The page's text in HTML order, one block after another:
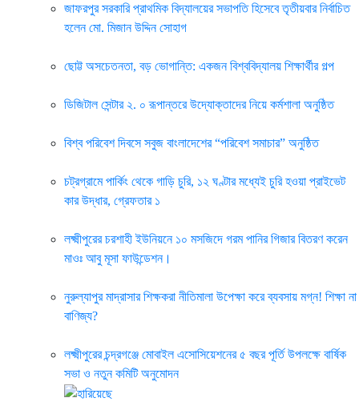
জাফরপুর সরকারি প্রাথমিক বিদ্যালয়ের সভাপতি হিসেবে তৃতীয়বার নির্বাচিত
হলেন মো. মিজান উদ্দিন সোহাগ
ছোট্ট অসচেতনতা, বড় ভোগান্তি: একজন বিশ্ববিদ্যালয় শিক্ষার্থীর গল্প
ডিজিটাল সেন্টার ২. ০ রূপান্তরে উদ্যোক্তাদের নিয়ে কর্মশালা অনুষ্ঠিত
বিশ্ব পরিবেশ দিবসে সবুজ বাংলাদেশের “পরিবেশ সমাচার” অনুষ্ঠিত
চট্রগ্রামে পার্কিং থেকে গাড়ি চুরি, ১২ ঘণ্টার মধ্যেই চুরি হওয়া প্রাইভেট
কার উদ্ধার, গ্রেফতার ১
লক্ষ্মীপুরের চরশাহী ইউনিয়নে ১০ মসজিদে গরম পানির গিজার বিতরণ করেন
মাওঃ আবু মূসা ফাউন্ডেশন।
নুরুল্যাপুর মাদ্রাসার শিক্ষকরা নীতিমালা উপেক্ষা করে ব্যবসায় মগ্ন! শিক্ষা না
বাণিজ্য?
লক্ষ্মীপুরের চন্দ্রগঞ্জে মোবাইল এসোসিয়েশনের ৫ বছর পূর্তি উপলক্ষে বার্ষিক
সভা ও নতুন কমিটি অনুমোদন